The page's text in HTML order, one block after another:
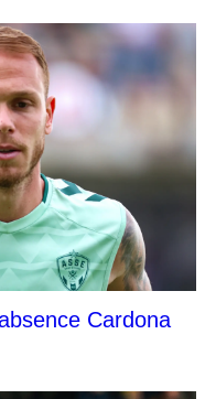
Cardona